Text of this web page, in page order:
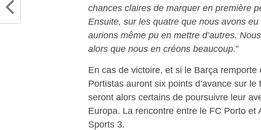
chances claires de marquer en première
Ensuite, sur les quatre que nous avons
aurions même pu en mettre d’autres.
alors que nous en créons beaucoup.”
En cas de victoire, et si le Barça
Portistas auront six points d’avance sur
seront alors certains de poursuivre leur
Europa. La rencontre entre le FC Porto
Sports 3.